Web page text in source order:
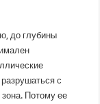
до глубины
с
Потому ее